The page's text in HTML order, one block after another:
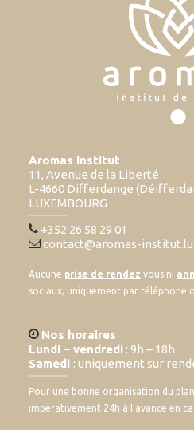
Aromas Institut
11, Avenue de la Liberté
L-4660 Differdange
LUXEMBOURG
+352 26 58 29 01
contact@aromas-institut.lu
Aucune prise de rendez vous ni
sociaux, uniquement par téléphone
Nos horaires
Lundi – vendredi : 9h – 18h
Samedi : uniquement sur
Pour une bonne organisation du
impérativement 24h à l’avance en